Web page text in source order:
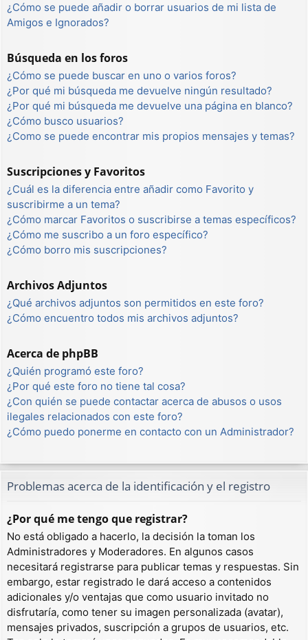
¿Cómo se puede añadir o borrar usuarios de mi lista de
Amigos e Ignorados?
Búsqueda en los foros
¿Cómo se puede buscar en uno o varios foros?
¿Por qué mi búsqueda me devuelve ningún resultado?
¿Por qué mi búsqueda me devuelve una página en blanco?
¿Cómo busco usuarios?
¿Como se puede encontrar mis propios mensajes y temas?
Suscripciones y Favoritos
¿Cuál es la diferencia entre añadir como Favorito y
suscribirme a un tema?
¿Cómo marcar Favoritos o suscribirse a temas específicos?
¿Cómo me suscribo a un foro específico?
¿Cómo borro mis suscripciones?
Archivos Adjuntos
¿Qué archivos adjuntos son permitidos en este foro?
¿Cómo encuentro todos mis archivos adjuntos?
Acerca de phpBB
¿Quién programó este foro?
¿Por qué este foro no tiene tal cosa?
¿Con quién se puede contactar acerca de abusos o usos
ilegales relacionados con este foro?
¿Cómo puedo ponerme en contacto con un Administrador?
Problemas acerca de la identificación y el registro
¿Por qué me tengo que registrar?
No está obligado a hacerlo, la decisión la toman los
Administradores y Moderadores. En algunos casos
necesitará registrarse para publicar temas y respuestas. Sin
embargo, estar registrado le dará acceso a contenidos
adicionales y/o ventajas que como usuario invitado no
disfrutaría, como tener su imagen personalizada (avatar),
mensajes privados, suscripción a grupos de usuarios, etc.